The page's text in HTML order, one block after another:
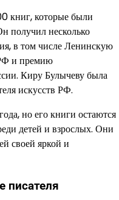
книг, которые были
получил несколько
в том числе Ленинскую
и премию
Киру Булычеву была
искусств РФ.
но его книги остаются
детей и взрослых. Они
своей яркой и
писателя